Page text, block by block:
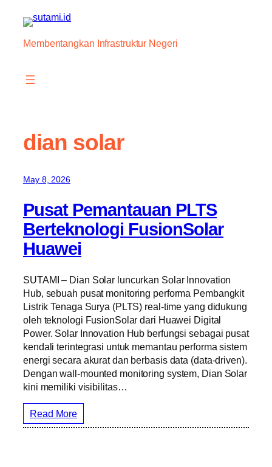
content
Membentangkan Infrastruktur Negeri
dian solar
May 8, 2026
Pusat Pemantauan PLTS
Berteknologi FusionSolar
Huawei
SUTAMI – Dian Solar luncurkan Solar Innovation
Hub, sebuah pusat monitoring performa Pembangkit
Listrik Tenaga Surya (PLTS) real-time yang didukung
oleh teknologi FusionSolar dari Huawei Digital
Power. Solar Innovation Hub berfungsi sebagai pusat
kendali terintegrasi untuk memantau performa sistem
energi secara akurat dan berbasis data (data-driven).
Dengan wall-mounted monitoring system, Dian Solar
kini memiliki visibilitas…
Read More